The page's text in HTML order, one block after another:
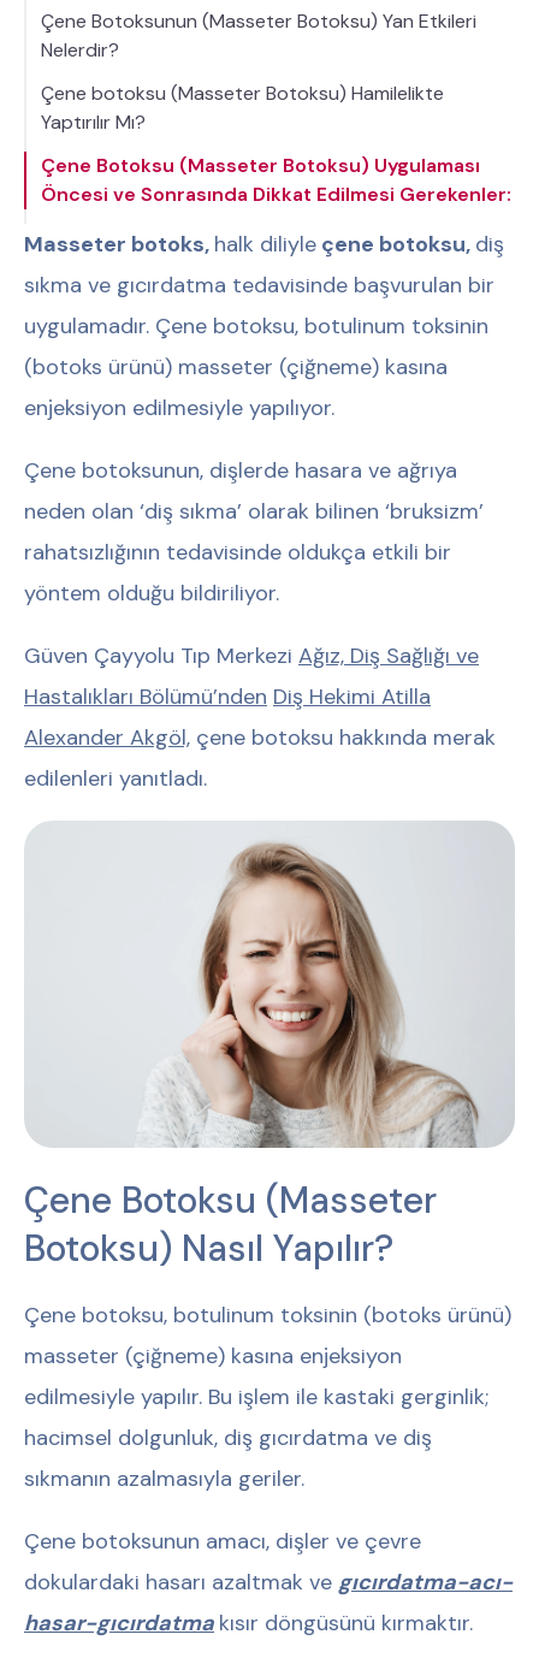
Çene Botoksunun (Masseter Botoksu) Yan Etkileri
Nelerdir?
Çene botoksu (Masseter Botoksu) Hamilelikte
Yaptırılır Mı?
Çene Botoksu (Masseter Botoksu) Uygulaması
Öncesi ve Sonrasında Dikkat Edilmesi Gerekenler:
Masseter botoks, halk diliyle çene botoksu, diş
sıkma ve gıcırdatma tedavisinde başvurulan bir
uygulamadır. Çene botoksu, botulinum toksinin
(botoks ürünü) masseter (çiğneme) kasına
enjeksiyon edilmesiyle yapılıyor.
Çene botoksunun, dişlerde hasara ve ağrıya
neden olan ‘diş sıkma’ olarak bilinen ‘bruksizm’
rahatsızlığının tedavisinde oldukça etkili bir
yöntem olduğu bildiriliyor.
Güven Çayyolu Tıp Merkezi Ağız, Diş Sağlığı ve
Hastalıkları Bölümü’nden Diş Hekimi Atilla
Alexander Akgöl, çene botoksu hakkında merak
edilenleri yanıtladı.
Çene Botoksu (Masseter
Botoksu) Nasıl Yapılır?
Çene botoksu, botulinum toksinin (botoks ürünü)
masseter (çiğneme) kasına enjeksiyon
edilmesiyle yapılır. Bu işlem ile kastaki gerginlik;
hacimsel dolgunluk, diş gıcırdatma ve diş
sıkmanın azalmasıyla geriler.
Çene botoksunun amacı, dişler ve çevre
dokulardaki hasarı azaltmak ve gıcırdatma-acı-
hasar-gıcırdatma kısır döngüsünü kırmaktır.